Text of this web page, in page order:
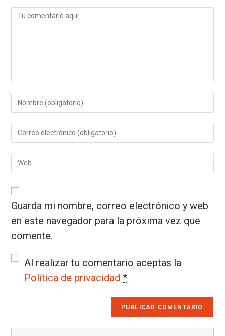
Guarda mi nombre, correo electrónico y web
en este navegador para la próxima vez que
comente.
Al realizar tu comentario aceptas la
Política de privacidad *